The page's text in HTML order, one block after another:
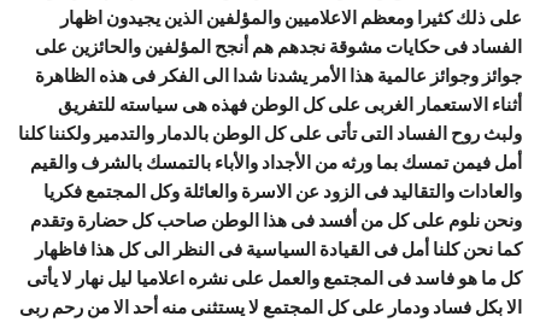
على ذلك كثيرا ومعظم الاعلاميين والمؤلفين الذين يجيدون اظهار
الفساد فى حكايات مشوقة نجدهم هم أنجح المؤلفين والحائزين على
جوائز وجوائز عالمية هذا الأمر يشدنا شدا الى الفكر فى هذه الظاهرة
أثناء الاستعمار الغربى على كل الوطن فهذه هى سياسته للتفريق
ولبث روح الفساد التى تأتى على كل الوطن بالدمار والتدمير ولكننا كلنا
أمل فيمن تمسك بما ورثه من الأجداد والأباء بالتمسك بالشرف والقيم
والعادات والتقاليد فى الزود عن الاسرة والعائلة وكل المجتمع فكريا
ونحن نلوم على كل من أفسد فى هذا الوطن صاحب كل حضارة وتقدم
كما نحن كلنا أمل فى القيادة السياسية فى النظر الى كل هذا فاظهار
كل ما هو فاسد فى المجتمع والعمل على نشره اعلاميا ليل نهار لا يأتى
الا بكل فساد ودمار على كل المجتمع لا يستثنى منه أحد الا من رحم ربى